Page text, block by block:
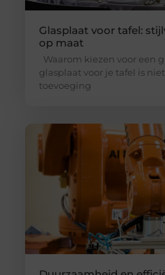
Glasplaat voor tafel:
op maat
Waarom kiezen voor een
glasplaat voor je tafel is
toevoeging